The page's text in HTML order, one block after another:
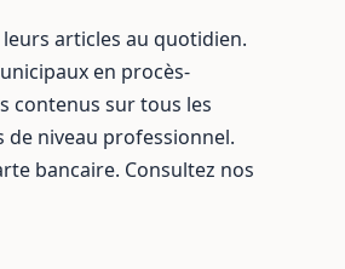
articles au quotidien.
en procès-
contenus sur tous les
niveau professionnel.
bancaire. Consultez nos